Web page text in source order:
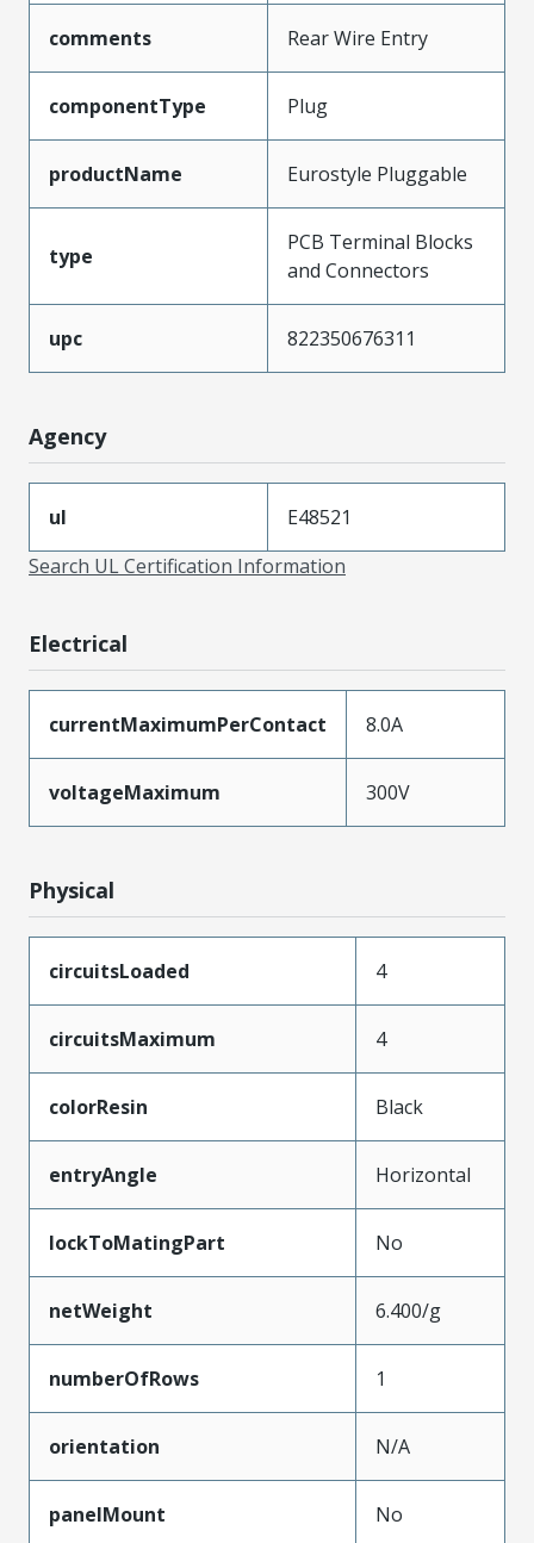
comments Rear Wire Entry
componentType Plug
productName Eurostyle Pluggable
type
PCB Terminal Blocks
and Connectors
upc 822350676311
Agency
ul
E48521
Search UL Certification Information
Electrical
currentMaximumPerContact 8.0A
voltageMaximum 300V
Physical
circuitsLoaded 4
circuitsMaximum 4
colorResin Black
entryAngle Horizontal
lockToMatingPart No
netWeight 6.400/g
numberOfRows 1
orientation N/A
panelMount No